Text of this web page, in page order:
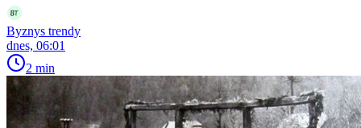
Byznys trendy
dnes, 06:01
2 min